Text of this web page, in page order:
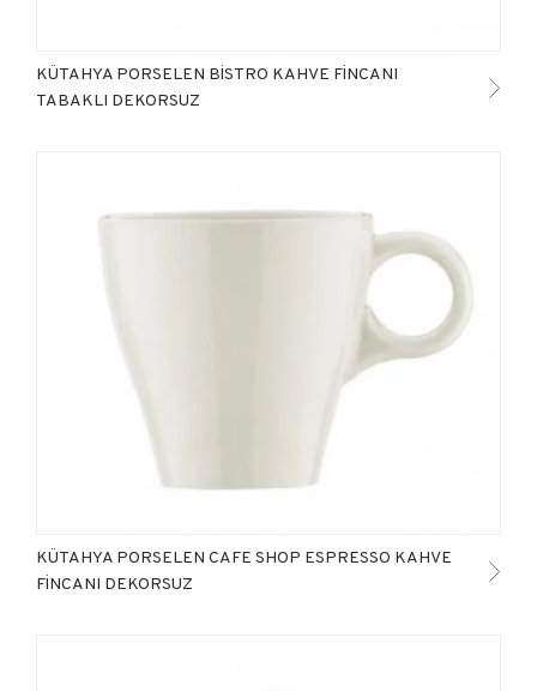
KÜTAHYA PORSELEN BİSTRO KAHVE FİNCANI
TABAKLI DEKORSUZ
KÜTAHYA PORSELEN CAFE SHOP ESPRESSO KAHVE
FİNCANI DEKORSUZ